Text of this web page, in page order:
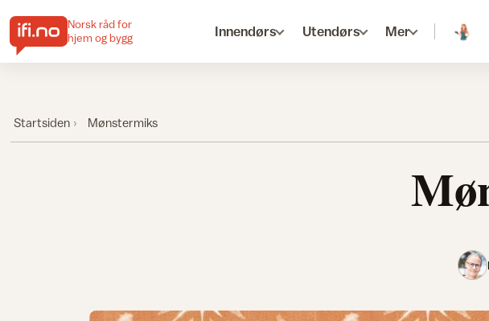
Norsk råd for
hjem og bygg
Innendørs Utendørs Mer
Startsiden Mønstermiks